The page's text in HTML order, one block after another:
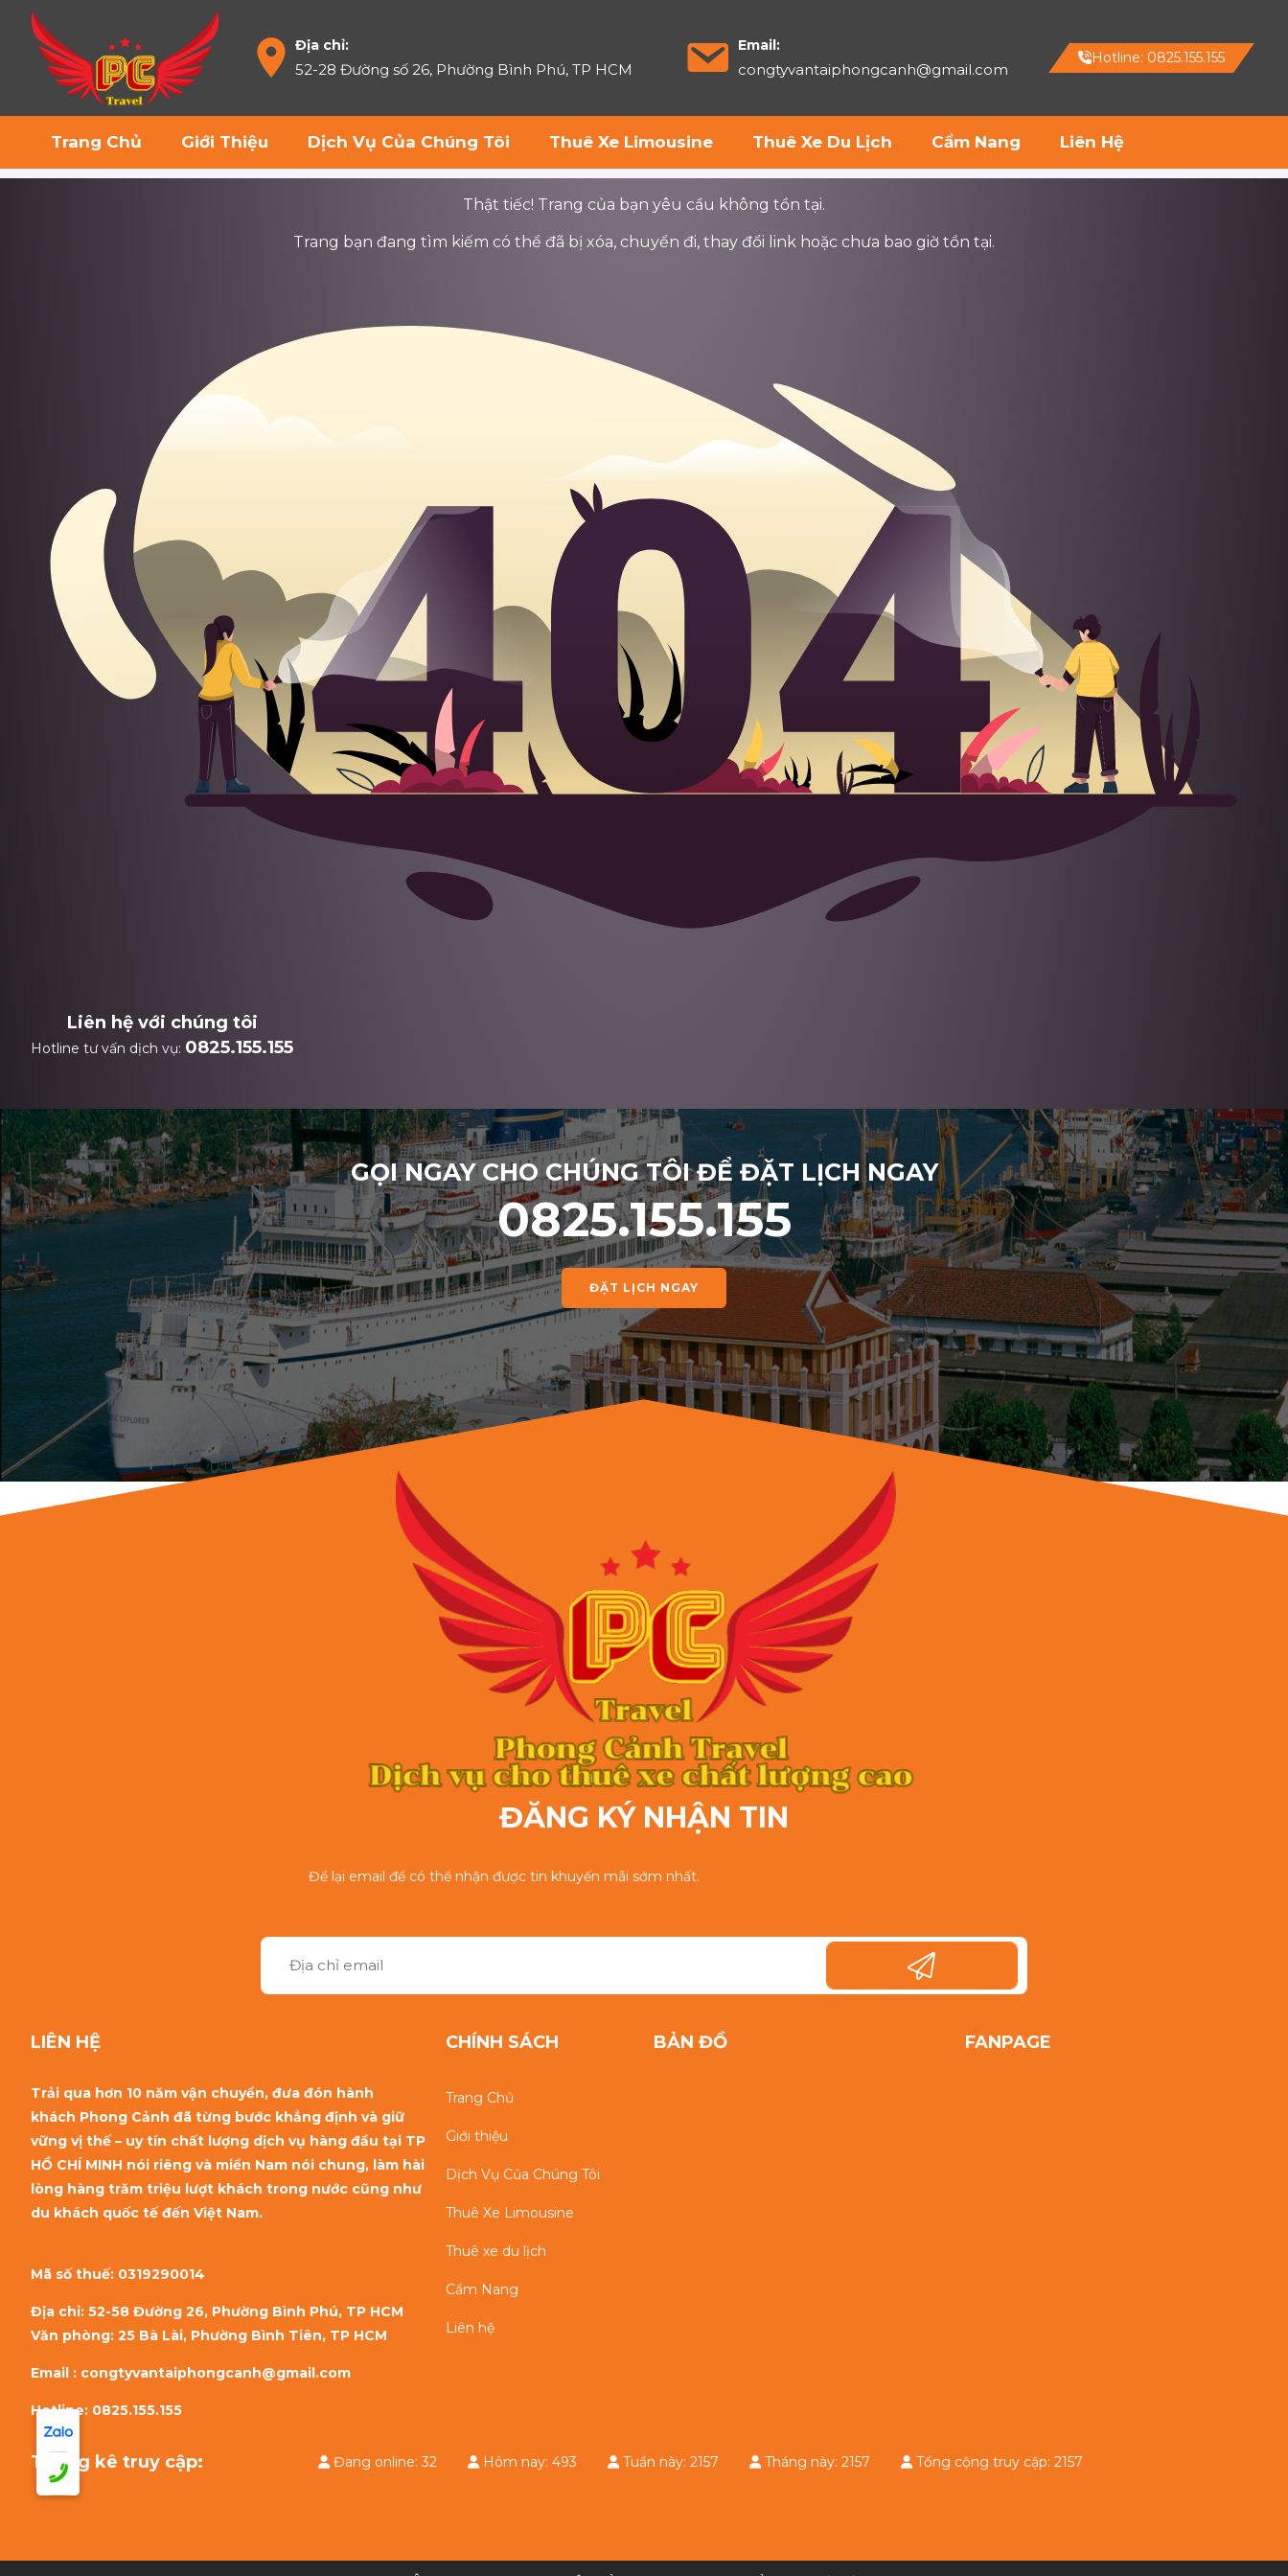
Địa chỉ:
52-28 Đường số 26, Phường Bình Phú, TP HCM
Email:
congtyvantaiphongcanh@gmail.com
Hotline: 0825.155.155
Trang Chủ Giới Thiệu Dịch Vụ Của Chúng Tôi Thuê Xe Limousine Thuê Xe Du Lịch Cẩm Nang Liên Hệ
Thật tiếc! Trang của bạn yêu cầu không tồn tại.
Trang bạn đang tìm kiếm có thể đã bị xóa, chuyển đi, thay đổi link hoặc chưa bao giờ tồn tại.
Liên hệ với chúng tôi
Hotline tư vấn dịch vụ: 0825.155.155
GỌI NGAY CHO CHÚNG TÔI ĐỂ ĐẶT LỊCH NGAY
0825.155.155
ĐẶT LỊCH NGAY
ĐĂNG KÝ NHẬN TIN
Để lại email để có thể nhận được tin khuyến mãi sớm nhất.
LIÊN HỆ
Trải qua hơn 10 năm vận chuyển, đưa đón hành
khách Phong Cảnh đã từng bước khẳng định và giữ
vững vị thế – uy tín chất lượng dịch vụ hàng đầu tại TP
HỒ CHÍ MINH nói riêng và miền Nam nói chung, làm hài
lòng hàng trăm triệu lượt khách trong nước cũng như
du khách quốc tế đến Việt Nam.
Mã số thuế: 0319290014
Địa chỉ: 52-58 Đường 26, Phường Bình Phú, TP HCM
Văn phòng: 25 Bà Lài, Phường Bình Tiên, TP HCM
Email : congtyvantaiphongcanh@gmail.com
Hotline: 0825.155.155
CHÍNH SÁCH
Trang Chủ
Giới thiệu
Dịch Vụ Của Chúng Tôi
Thuê Xe Limousine
Thuê xe du lịch
Cẩm Nang
Liên hệ
BẢN ĐỒ FANPAGE
Thống kê truy cập: Đang online: 32 Hôm nay: 493 Tuần này: 2157 Tháng này: 2157 Tổng cộng truy cập: 2157